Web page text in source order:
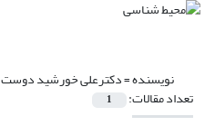
نویسنده =دکترعلی خورشید دوست
تعداد مقالات: 1